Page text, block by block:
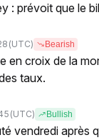
: prévoit que le
(UTC) Bearish
en croix de la
taux.
(UTC) Bullish
vendredi après